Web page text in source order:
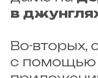
в
Во-вторых,
с помощью